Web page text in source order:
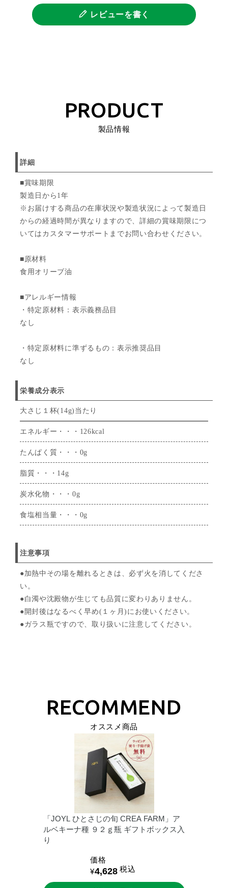
レビューを書く
PRODUCT
製品情報
詳細
■賞味期限
製造日から1年
※お届けする商品の在庫状況や製造状況によって製造日
からの経過時間が異なりますので、詳細の賞味期限につ
いてはカスタマーサポートまでお問い合わせください。
■原材料
食用オリーブ油
■アレルギー情報
・特定原材料：表示義務品目
なし
・特定原材料に準ずるもの：表示推奨品目
なし
栄養成分表示
大さじ１杯(14g)当たり
エネルギー・・・126kcal
たんぱく質・・・0g
脂質・・・14g
炭水化物・・・0g
食塩相当量・・・0g
注意事項
●加熱中その場を離れるときは、必ず火を消してくださ
い。
●白濁や沈殿物が生じても品質に変わりありません。
●開封後はなるべく早め(１ヶ月)にお使いください。
●ガラス瓶ですので、取り扱いに注意してください。
オススメ商品
「JOYL ひとさじの旬 CREA FARM」ア
ルベキーナ種 ９２ｇ瓶 ギフトボックス入
り
価格
¥4,628 税込